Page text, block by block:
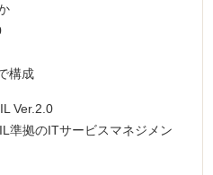
構成
Ver.2.0
準拠のITサービスマネジメン